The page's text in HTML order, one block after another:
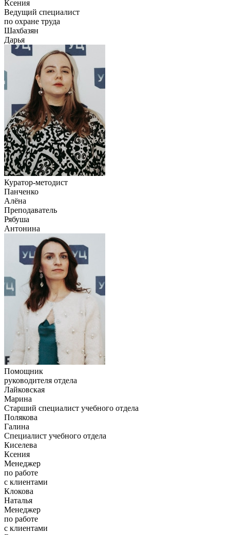
Ксения
Ведущий специалист
по охране труда
Шахбазян
Дарья
Куратор-методист
Панченко
Алёна
Преподаватель
Рябуша
Антонина
Помощник
руководителя отдела
Лайковская
Марина
Старший специалист учебного отдела
Полякова
Галина
Специалист учебного отдела
Киселева
Ксения
Менеджер
по работе
с клиентами
Клокова
Наталья
Менеджер
по работе
с клиентами